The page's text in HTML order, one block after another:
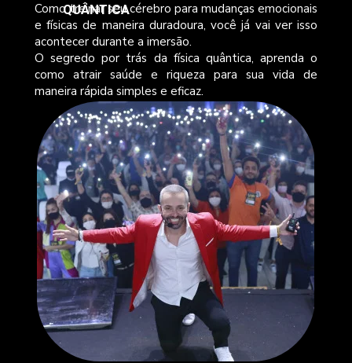
QUÂNTICA
Como treinar seu cérebro para mudanças emocionais
e físicas de maneira duradoura, você já vai ver isso
acontecer durante a imersão.
O segredo por trás da física quântica, aprenda o
como atrair saúde e riqueza para sua vida de
maneira rápida simples e eficaz.